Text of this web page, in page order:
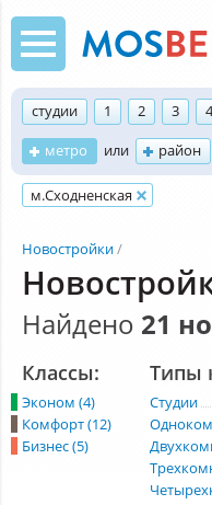
студии 1 2 3
метро
или район
м.Сходненская
Новостройки
Найдено 21
Классы:
Эконом (4)
Комфорт (12)
Бизнес (5)
Типы
Студии